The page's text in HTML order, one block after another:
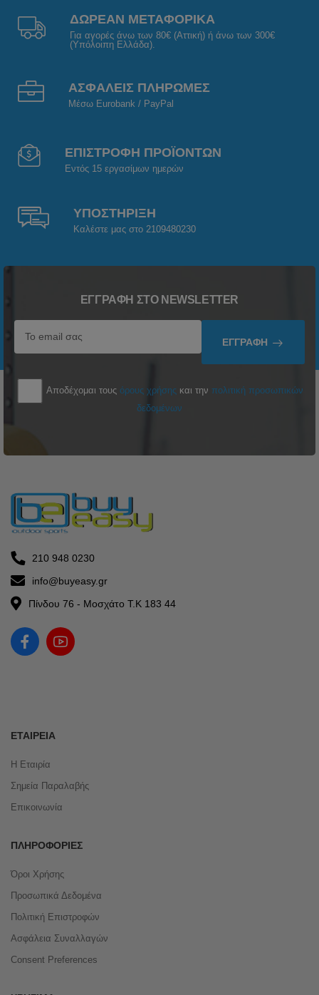
ΔΩΡΕΑΝ ΜΕΤΑΦΟΡΙΚΑ
Για αγορές άνω των 80€ (Αττική) ή άνω των 300€
(Υπόλοιπη Ελλάδα).
ΑΣΦΑΛΕΙΣ ΠΛΗΡΩΜΕΣ
Μέσω Eurobank / PayPal
ΕΠΙΣΤΡΟΦΗ ΠΡΟΪΟΝΤΩΝ
Εντός 15 εργασίμων ημερών
ΥΠΟΣΤΗΡΙΞΗ
Καλέστε μας στο 2109480230
ΕΓΓΡΑΦΉ ΣΤΟ NEWSLETTER
ΕΓΓΡΑΦΉ
Αποδέχομαι τους όρους χρήσης και την πολιτική προσωπικών
δεδομένων
210 948 0230
info@buyeasy.gr
Πίνδου 76 - Μοσχάτο Τ.Κ 183 44
ΕΤΑΙΡΕΊΑ
Η Εταιρία
Σημεία Παραλαβής
Επικοινωνία
ΠΛΗΡΟΦΟΡΊΕΣ
Όροι Χρήσης
Προσωπικά Δεδομένα
Πολιτική Επιστροφών
Ασφάλεια Συναλλαγών
Consent Preferences